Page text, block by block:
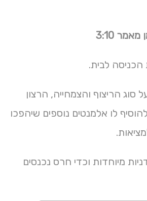
3:10
לבית.
הריצוף והצמחייה, הרצון
לו אלמנטים נוספים שיהפכו
מיוחדות וכדי חרס נכנסים